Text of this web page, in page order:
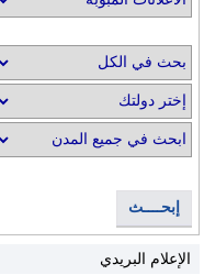
إبحــــث
الإعلام البريدي